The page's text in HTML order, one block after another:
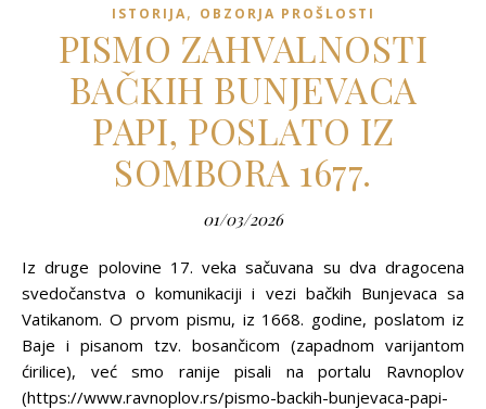
ISTORIJA, OBZORJA PROŠLOSTI
PISMO ZAHVALNOSTI
BAČKIH BUNJEVACA
PAPI, POSLATO IZ
SOMBORA 1677.
01/03/2026
Iz druge polovine 17. veka sačuvana su dva dragocena
svedočanstva o komunikaciji i vezi bačkih Bunjevaca sa
Vatikanom. O prvom pismu, iz 1668. godine, poslatom iz
Baje i pisanom tzv. bosančicom (zapadnom varijantom
ćirilice), već smo ranije pisali na portalu Ravnoplov
(https://www.ravnoplov.rs/pismo-backih-bunjevaca-papi-